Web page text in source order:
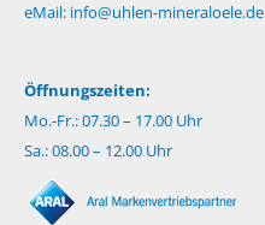
eMail: info@uhlen-mineraloele.de
Öffnungszeiten:
Mo.-Fr.: 07.30 – 17.00 Uhr
Sa.: 08.00 – 12.00 Uhr